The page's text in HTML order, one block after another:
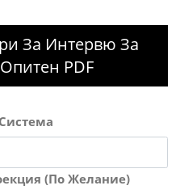
За Интервю За
PDF
(По Желание)